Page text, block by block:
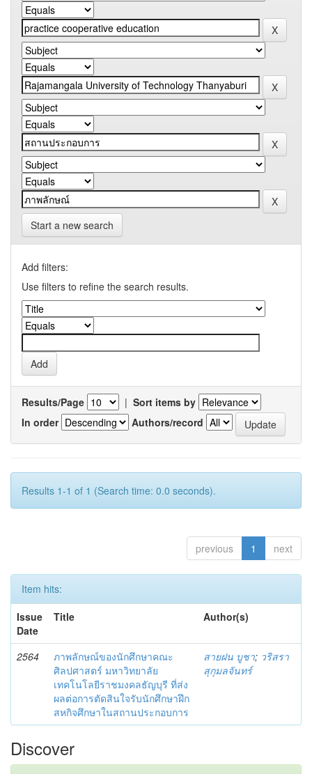
Start a new search
Add filters:
Use filters to refine the search results.
Results/Page | Sort items by
In order
Authors/record
Results 1-1 of 1 (Search time: 0.0 seconds).
previous 1 next
Item hits:
Issue
Date
Title Author(s)
2564
ภาพลักษณ์ของนักศึกษาคณะ
ศิลปศาสตร์ มหาวิทยาลัย
เทคโนโลยีราชมงคลธัญบุรี ที่ส่ง
ผลต่อการตัดสินใจรับนักศึกษาฝึก
สหกิจศึกษาในสถานประกอบการ
สายฝน บูชา; วริสรา
สุกุมลจันทร์
Discover